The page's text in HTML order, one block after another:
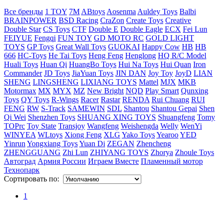
Все бренды 1 TOY 7M ABtoys Aosenma Auldey Toys Balbi
BRAINPOWER BSD Racing CraZon Create Toys Creative
Double Star CS Toys CTF Double E Double Eagle ECX Fei Lun
FEIYUE Fengqi FUN TOY GD MOTO RC GOLD LIGHT
TOYS GP Toys Great Wall Toys GUOKAI Happy Cow HB HB
666 HC-Toys He Tai Toys Heng Feng Henglong HQ R/C Model
Huali Toys Huan Qi HuangBo Toys Hui Na Toys Hui Quan Iron
Commander JD Toys JiaYuan Toys JIN DAN Joy Toy JoyD LIAN
SHENG LINGSHENG LIXIANG TOYS Mattel MJX MKB
Motormax MX MYX MZ New Bright NQD Play Smart Qunxing
Toys QY Toys R-Wings Racer Rastar RENDA Rui Chuang RUI
FENG RW S-Track SAMEWIN SDL Shantou Shantou Gepai Shen
Qi Wei Shenzhen Toys SHUANG XING TOYS Shuangfeng Tomy
TOPrc Toy State Transjoy Wangfeng Weishengda Welly WenYi
WINYEA WLtoys Xiong Feng XLG Yako ToysYearooYED
Yinrun Yongxiang ToysYuan Di ZEGAN Zhencheng
ZHENGGUANG Zhi Lun ZHIYANG TOYS Zhorya Zhoule Toys
Автоград Армия России Играем Вместе Пламенный мотор
Технопарк
Сортировать по:
1